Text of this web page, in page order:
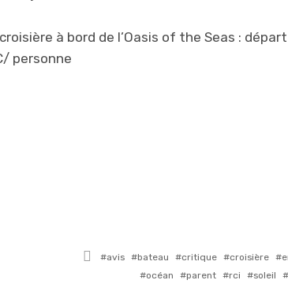
à bord de l’Oasis of the Seas :
personne
Tagged
avis bateau critique croisière
océan
parent rci soleil